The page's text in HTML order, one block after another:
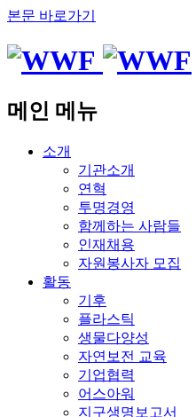
본문 바로가기
메인 메뉴
소개
기관소개
연혁
투명경영
함께하는 사람들
인재채용
자원봉사자 모집
활동
기후
플라스틱
생물다양성
자연보전 교육
기업협력
어스아워
지구생명보고서